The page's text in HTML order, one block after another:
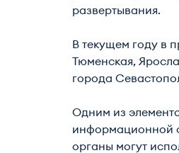
развертывания.
В текущем году в
Тюменская,
города
Одним из
информационной
органы могут